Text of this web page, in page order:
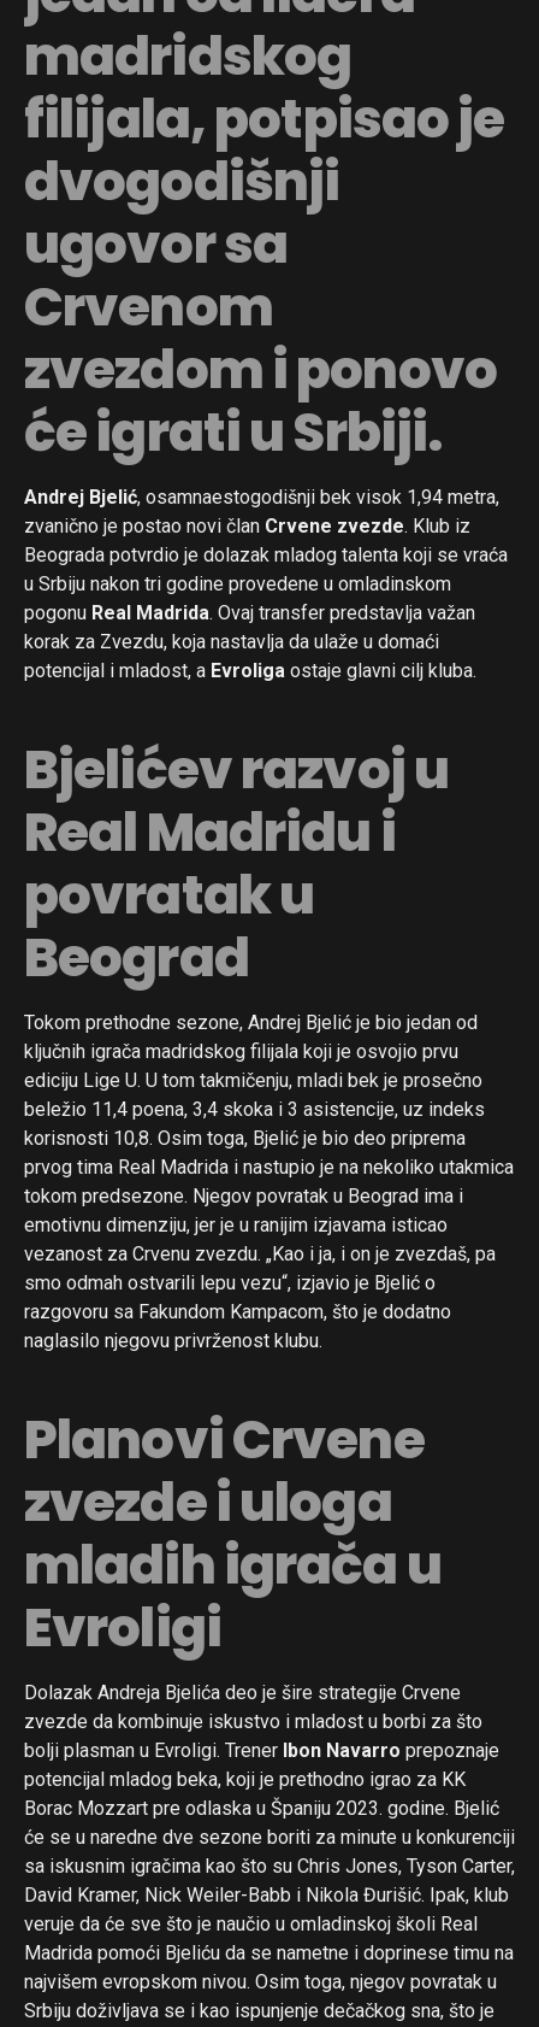
madridskog
filijala, potpisao je
dvogodišnji
ugovor sa
Crvenom
zvezdom i ponovo
će igrati u Srbiji.
Andrej Bjelić, osamnaestogodišnji bek visok 1,94 metra,
zvanično je postao novi član Crvene zvezde. Klub iz
Beograda potvrdio je dolazak mladog talenta koji se vraća
u Srbiju nakon tri godine provedene u omladinskom
pogonu Real Madrida. Ovaj transfer predstavlja važan
korak za Zvezdu, koja nastavlja da ulaže u domaći
potencijal i mladost, a Evroliga ostaje glavni cilj kluba.
Bjelićev razvoj u
Real Madridu i
povratak u
Beograd
Tokom prethodne sezone, Andrej Bjelić je bio jedan od
ključnih igrača madridskog filijala koji je osvojio prvu
ediciju Lige U. U tom takmičenju, mladi bek je prosečno
beležio 11,4 poena, 3,4 skoka i 3 asistencije, uz indeks
korisnosti 10,8. Osim toga, Bjelić je bio deo priprema
prvog tima Real Madrida i nastupio je na nekoliko utakmica
tokom predsezone. Njegov povratak u Beograd ima i
emotivnu dimenziju, jer je u ranijim izjavama isticao
vezanost za Crvenu zvezdu. „Kao i ja, i on je zvezdaš, pa
smo odmah ostvarili lepu vezu“, izjavio je Bjelić o
razgovoru sa Fakundom Kampacom, što je dodatno
naglasilo njegovu privrženost klubu.
Planovi Crvene
zvezde i uloga
mladih igrača u
Evroligi
Dolazak Andreja Bjelića deo je šire strategije Crvene
zvezde da kombinuje iskustvo i mladost u borbi za što
bolji plasman u Evroligi. Trener Ibon Navarro prepoznaje
potencijal mladog beka, koji je prethodno igrao za KK
Borac Mozzart pre odlaska u Španiju 2023. godine. Bjelić
će se u naredne dve sezone boriti za minute u konkurenciji
sa iskusnim igračima kao što su Chris Jones, Tyson Carter,
David Kramer, Nick Weiler-Babb i Nikola Đurišić. Ipak, klub
veruje da će sve što je naučio u omladinskoj školi Real
Madrida pomoći Bjeliću da se nametne i doprinese timu na
najvišem evropskom nivou. Osim toga, njegov povratak u
Srbiju doživljava se i kao ispunjenje dečačkog sna, što je